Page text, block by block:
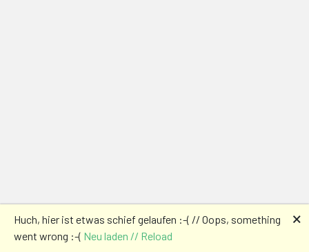
Huch, hier ist etwas schief gelaufen :-( // Oops, something
went wrong :-( Neu laden // Reload
🗙